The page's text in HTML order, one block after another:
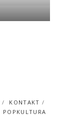
KONTAKT
POPKULTURA